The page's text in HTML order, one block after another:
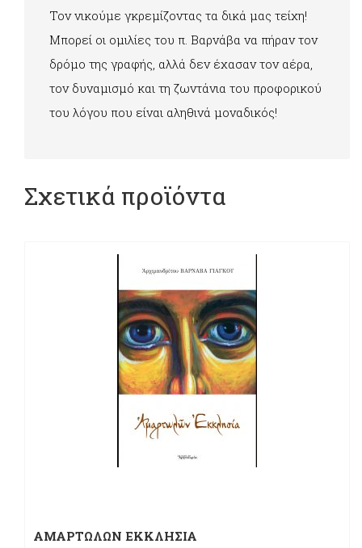
Τον νικούμε γκρεμίζοντας τα δικά μας τείχη!
Μπορεί οι ομιλίες του π. Βαρνάβα να πήραν τον
δρόμο της γραφής, αλλά δεν έχασαν τον αέρα,
τον δυναμισμό και τη ζωντάνια του προφορικού
του λόγου που είναι αληθινά μοναδικός!
Σχετικά προϊόντα
ΑΜΑΡΤΩΛΩΝ ΕΚΚΛΗΣΙΑ